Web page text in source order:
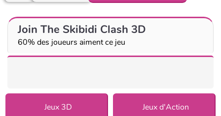
Join The Skibidi Clash 3D
60% des joueurs aiment ce jeu
Jeux 3D Jeux d'Action